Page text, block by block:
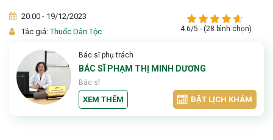
20:00 - 19/12/2023
Tác giả:Thuốc Dân Tộc 4.6/5 - (28 bình chọn)
Bác sĩ phụ trách
BÁC SĨ PHẠM THỊ MINH DƯƠNG
Bác sĩ
XEM THÊM ĐẶT LỊCH KHÁM